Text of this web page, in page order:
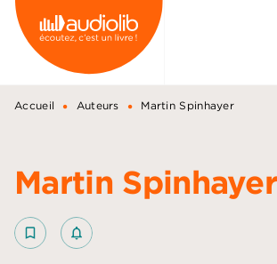
MENU RECHERCHE
PIED DE PAGE
Accueil • Auteurs • Martin Spinhayer
Martin Spinhayer
bookmark_border notifications_none_outlined